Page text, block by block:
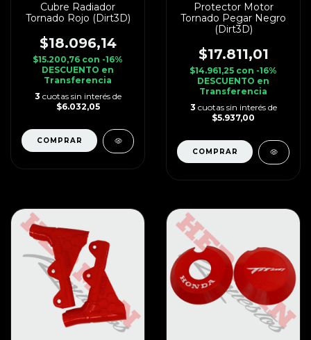
Cubre Radiador
Tornado Rojo (Dirt3D)
$18.096,14
$15.200,76 con -16%
DESCUENTO en
Transferencia
3 cuotas sin interés de
$6.032,05
Protector Motor
Tornado Pegar Negro
(Dirt3D)
$17.811,01
$14.961,25 con -16%
DESCUENTO en
Transferencia
3 cuotas sin interés de
$5.937,00